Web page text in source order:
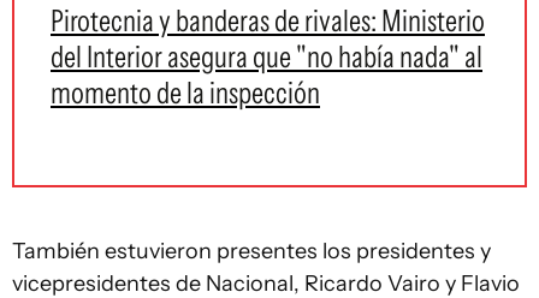
Pirotecnia y banderas de rivales: Ministerio
del Interior asegura que "no había nada" al
momento de la inspección
También estuvieron presentes los presidentes y
vicepresidentes de Nacional, Ricardo Vairo y Flavio